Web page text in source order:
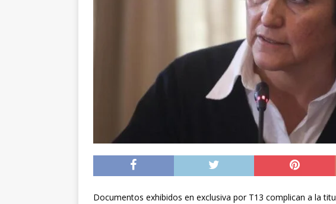
Chile y Venezuela
intercambio diplomático
NACIONAL
[ 07/08/2026 ] Qué se sabe del grave
conducía en estado de ebriedad
[ 08/08/2026 ]
Alerta preventiva para la
Documentos exhibidos en exclusiva por T13 complican a la